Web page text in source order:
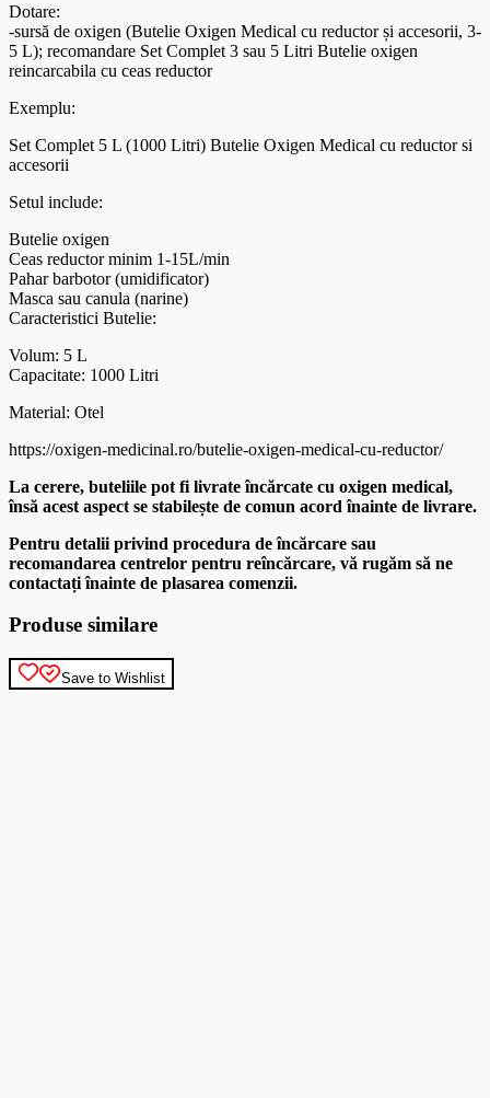
Dotare:
-sursă de oxigen (Butelie Oxigen Medical cu reductor și accesorii, 3-
5 L); recomandare Set Complet 3 sau 5 Litri Butelie oxigen
reincarcabila cu ceas reductor
Exemplu:
Set Complet 5 L (1000 Litri) Butelie Oxigen Medical cu reductor si
accesorii
Setul include:
Butelie oxigen
Ceas reductor minim 1-15L/min
Pahar barbotor (umidificator)
Masca sau canula (narine)
Caracteristici Butelie:
Volum: 5 L
Capacitate: 1000 Litri
Material: Otel
https://oxigen-medicinal.ro/butelie-oxigen-medical-cu-reductor/
La cerere, buteliile pot fi livrate încărcate cu oxigen medical,
însă acest aspect se stabilește de comun acord înainte de livrare.
Pentru detalii privind procedura de încărcare sau
recomandarea centrelor pentru reîncărcare, vă rugăm să ne
contactați înainte de plasarea comenzii.
Produse similare
Save to Wishlist